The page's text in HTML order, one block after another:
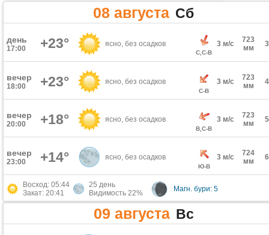
08 августа Сб
день
17:00 +23° ясно, без осадков
С,С-В
3 м/с
723
мм
вечер
18:00 +23° ясно, без осадков
С-В
3 м/с
723
мм
вечер
20:00 +18° ясно, без осадков
В,С-В
3 м/с
723
мм
вечер
23:00 +14° ясно, без осадков
Ю-В
3 м/с
724
мм
Восход: 05:44
Закат: 20:41
25 день
Видимость 22%
Магн. бури: 5
09 августа Вс